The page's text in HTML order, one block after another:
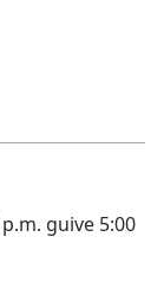
guive 5:00